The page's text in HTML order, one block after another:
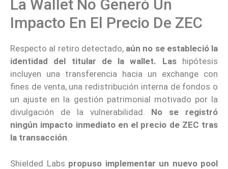
La Wallet No Generó Un
Impacto En El Precio De ZEC
Respecto al retiro detectado, aún no se estableció la
identidad del titular de la wallet. Lashipótesis
incluyen una transferencia hacia un exchange con
fines de venta, una redistribución interna de fondos o
un ajuste en la gestión patrimonial motivado por la
divulgación de la vulnerabilidad. No se registró
ningún impacto inmediato en el precio de ZEC tras
la transacción.
Shielded Labs propuso implementar un nuevo pool